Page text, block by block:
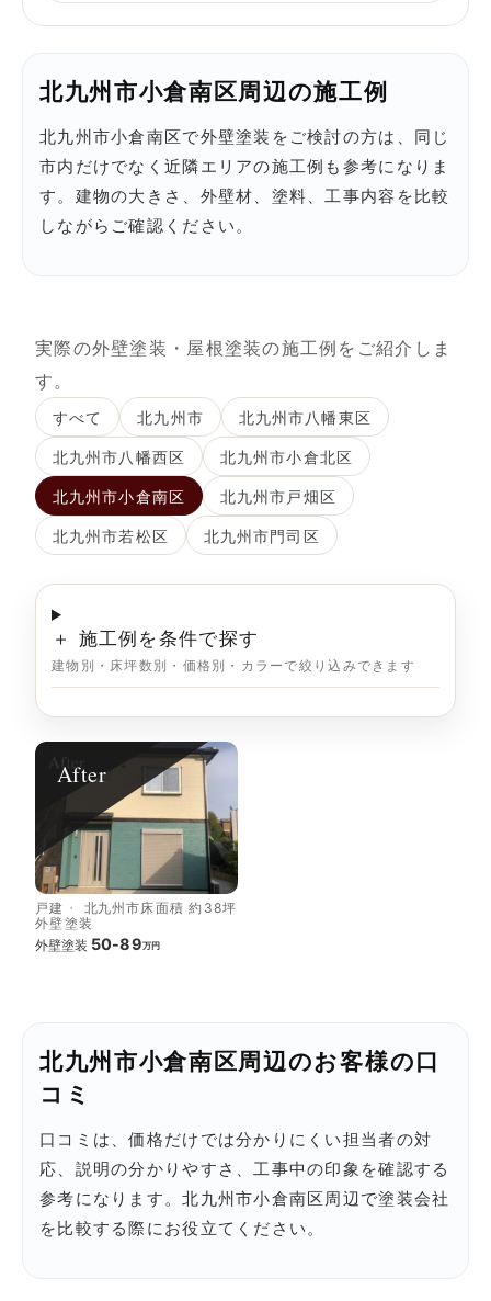
北九州市小倉南区周辺の施工例
北九州市小倉南区で外壁塗装をご検討の方は、同じ
市内だけでなく近隣エリアの施工例も参考になりま
す。建物の大きさ、外壁材、塗料、工事内容を比較
しながらご確認ください。
実際の外壁塗装・屋根塗装の施工例をご紹介しま
す。
すべて 北九州市 北九州市八幡東区
北九州市八幡西区 北九州市小倉北区
北九州市小倉南区 北九州市戸畑区
北九州市若松区 北九州市門司区
＋ 施工例を条件で探す
建物別・床坪数別・価格別・カラーで絞り込みできます
After
戸建 北九州市床面積 約38坪
外壁塗装
外壁塗装 50-89万円
北九州市小倉南区周辺のお客様の口
コミ
口コミは、価格だけでは分かりにくい担当者の対
応、説明の分かりやすさ、工事中の印象を確認する
参考になります。北九州市小倉南区周辺で塗装会社
を比較する際にお役立てください。